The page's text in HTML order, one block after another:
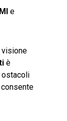
e
visione
è
ostacoli